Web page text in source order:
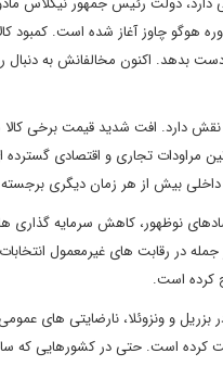
چاوز آغاز شده است. کمبود
بدهد. اکنون مخالفانش به دنبال
دارد. افت شدید قیمت برخی
مراودات تجاری و اقتصادی
بیش از هر زمان دیگری
نوظهور، کاهش سرمایه
جمله در رقابت های غیرمعمول
کرده است.
بزریل و ونزوئلا، نارضایتی های
کرده است. حتی در کشورهایی که